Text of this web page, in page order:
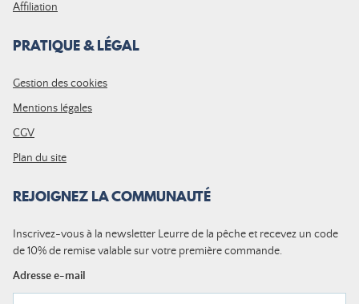
Affiliation
PRATIQUE & LÉGAL
Gestion des cookies
Mentions légales
CGV
Plan du site
REJOIGNEZ LA COMMUNAUTÉ
Inscrivez-vous à la newsletter Leurre de la pêche et recevez un code
de 10% de remise valable sur votre première commande.
Adresse e-mail